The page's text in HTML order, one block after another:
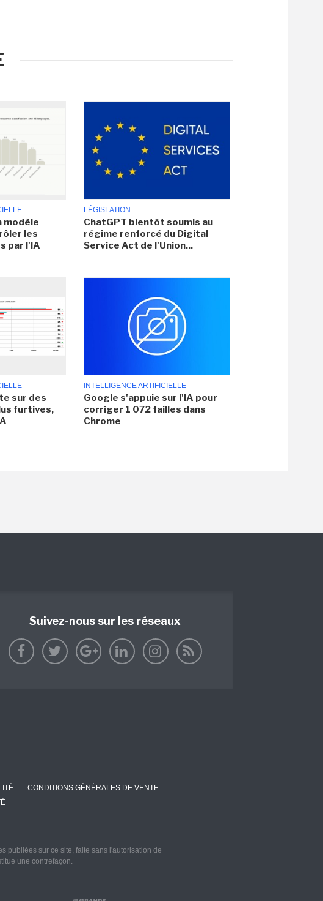
modèle
les
par l'IA
LÉGISLATION
ChatGPT bientôt soumis au
régime renforcé du Digital
Service Act de l'Union...
sur des
furtives,
INTELLIGENCE ARTIFICIELLE
Google s'appuie sur l'IA pour
corriger 1 072 failles dans
Chrome
Suivez-nous sur les réseaux
CONDITIONS GÉNÉRALES DE VENTE
publiées sur ce site, faite sans l'autorisation de
une contrefaçon.